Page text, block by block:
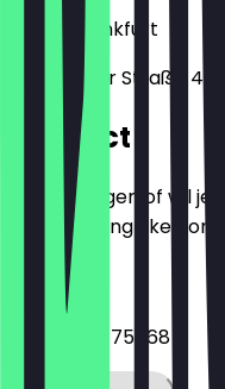
60329
Frankfurt
Münchener Straße 43
Contact
Heb je vragen of wil
je alle belangrijke
Telefoon
+4915777775568